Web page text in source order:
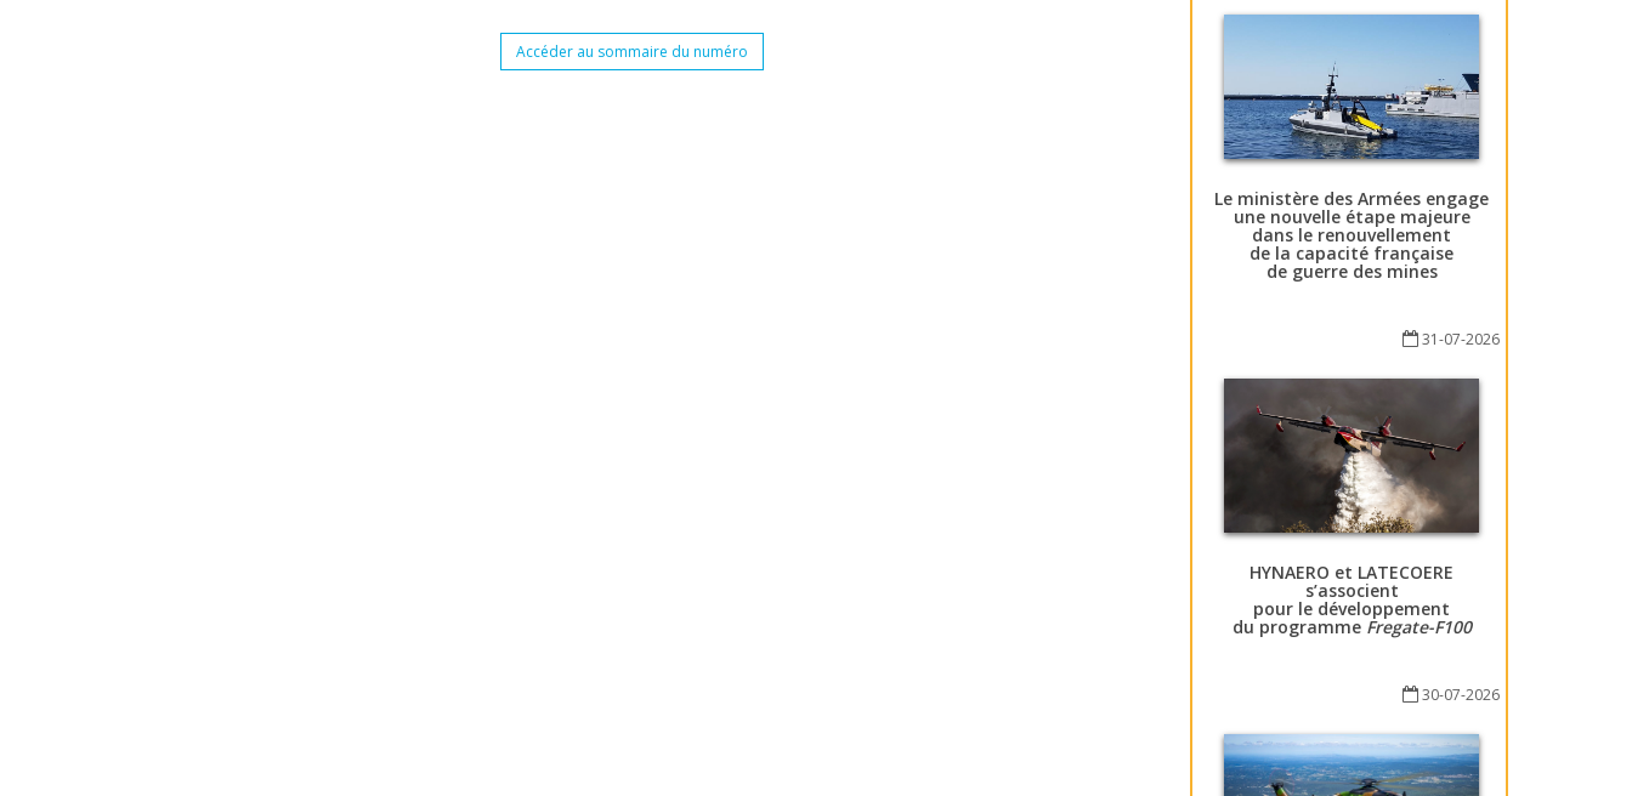
Accéder au sommaire du numéro
Le ministère des Armées engage
une nouvelle étape majeure
dans le renouvellement
de la capacité française
de guerre des mines
31-07-2026
HYNAERO et LATECOERE
s’associent
pour le développement
du programme Fregate-F100
30-07-2026